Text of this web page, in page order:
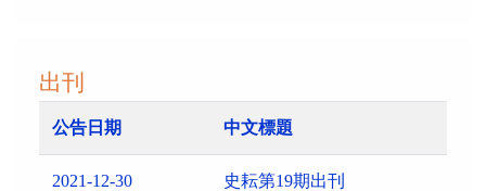
出刊
公告日期 中文標題
2021-12-30 史耘第19期出刊